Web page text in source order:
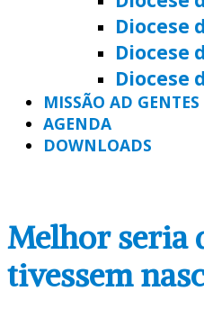
Diocese
Diocese
Diocese
MISSÃO AD GENTES
AGENDA
DOWNLOADS
Melhor seria
tivessem